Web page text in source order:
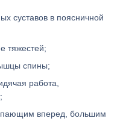
суставов в поясничной
тяжестей;
спины;
работа,
вперед, большим